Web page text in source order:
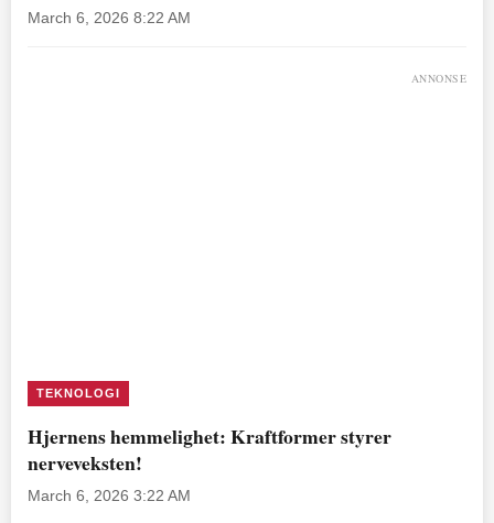
March 6, 2026 8:22 AM
ANNONSE
TEKNOLOGI
Hjernens hemmelighet: Kraftformer styrer
nerveveksten!
March 6, 2026 3:22 AM